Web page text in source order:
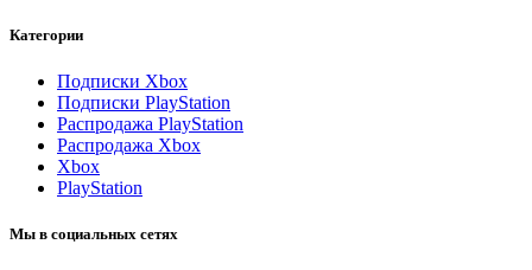
Категории
Подписки Xbox
Подписки PlayStation
Распродажа PlayStation
Распродажа Xbox
Xbox
PlayStation
Мы в социальных сетях